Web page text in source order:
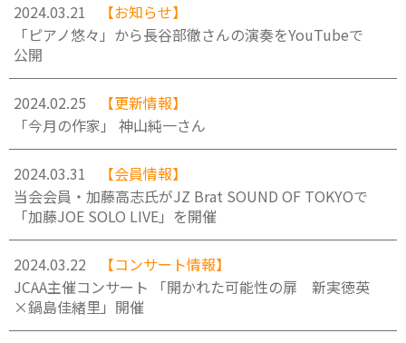
2024.03.21
【お知らせ】
「ピアノ悠々」から長谷部徹さんの演奏をYouTubeで
公開
2024.02.25
【更新情報】
「今月の作家」 神山純一さん
2024.03.31
【会員情報】
当会会員・加藤高志氏がJZ Brat SOUND OF TOKYOで
「加藤JOE SOLO LIVE」を開催
2024.03.22
【コンサート情報】
JCAA主催コンサート 「開かれた可能性の扉 新実徳英
×鍋島佳緒里」開催